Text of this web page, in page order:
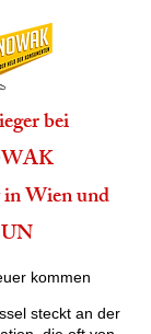
bei
Wien und
kommen
steckt an der